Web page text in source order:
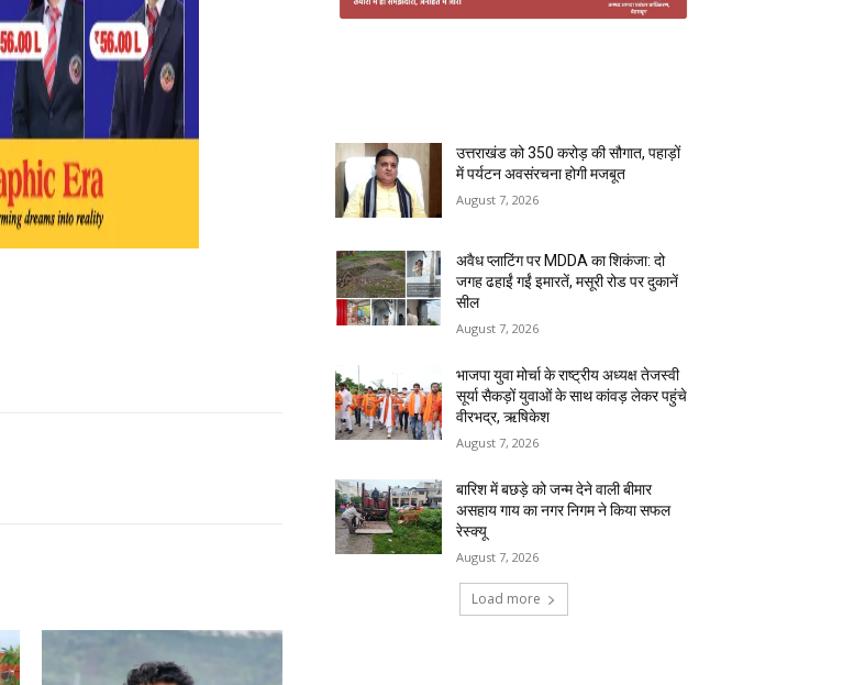
उत्तराखंड को 350 करोड़ की सौगात, पहाड़ों
में पर्यटन अवसंरचना होगी मजबूत
August 7, 2026
अवैध प्लाटिंग पर MDDA का शिकंजा: दो
जगह ढहाईं गईं इमारतें, मसूरी रोड पर दुकानें
सील
August 7, 2026
भाजपा युवा मोर्चा के राष्ट्रीय अध्यक्ष तेजस्वी
सूर्या सैकड़ों युवाओं के साथ कांवड़ लेकर पहुंचे
वीरभद्र, ऋषिकेश
August 7, 2026
बारिश में बछड़े को जन्म देने वाली बीमार
असहाय गाय का नगर निगम ने किया सफल
रेस्क्यू
August 7, 2026
Load more